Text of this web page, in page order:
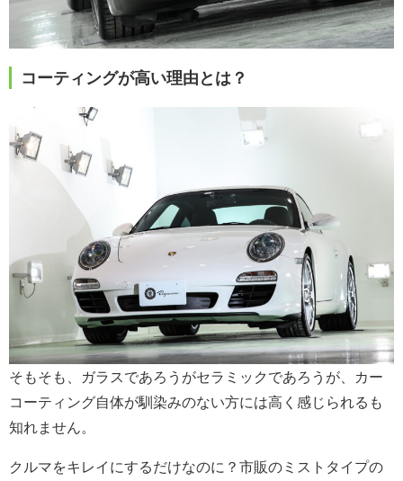
コーティングが高い理由とは？
そもそも、ガラスであろうがセラミックであろうが、カー
コーティング自体が馴染みのない方には高く感じられるも
知れません。
クルマをキレイにするだけなのに？市販のミストタイプの